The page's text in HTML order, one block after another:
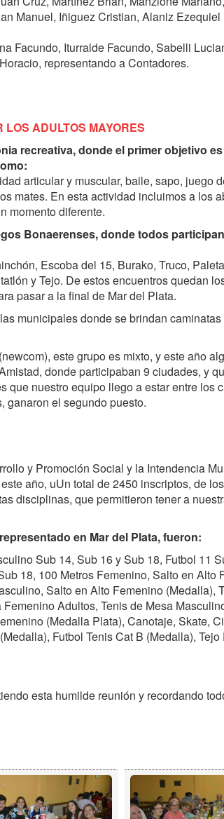
Manuel, Iñiguez Cristian, Alaniz Ezequiel
Facundo, Iturralde Facundo, Sabelli
representando a Contadores.
ADULTOS MAYORES
recreativa, donde el primer objetivo
articular y muscular, baile, sapo, juego
mates. En esta actividad incluimos a los
momento diferente.
Bonaerenses, donde todos
Escoba del 15, Burako, Truco,
yTejo. De estos encuentros quedan
pasar a la final de Mar del Plata.
municipales donde se brindan
este grupo es mixto, y este año
donde participaban 9 ciudades, y
que nuestro equipo llego a estar entre los
ganaron el segundo puesto.
y Promoción Social y la Intendencia
año, uUn total de 2450 inscriptos, de
disciplinas, que permitieron tener a
en Mar del Plata, fueron:
Sub 14, Sub 16 y Sub 18, Futbol 11
18, 100 Metros Femenino, Salto en Alto
Salto en Alto Femenino (Medalla),
Femenino Adultos, Tenis de Mesa
(Medalla Plata), Canotaje, Skate,
Futbol Tenis Cat B (Medalla), Tejo
esta humilde reunión y recordando